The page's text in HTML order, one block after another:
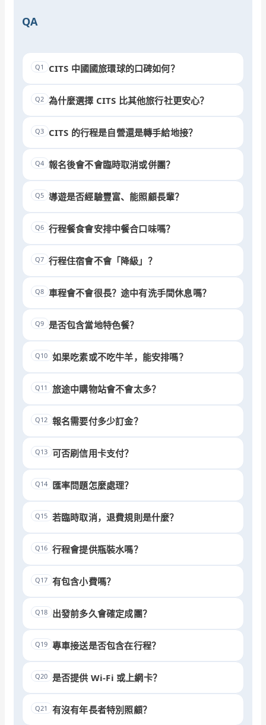
QA
Q1 CITS 中國國旅環球的口碑如何？
Q2 為什麼選擇 CITS 比其他旅行社更安心？
Q3 CITS 的行程是自營還是轉手給地接？
Q4 報名後會不會臨時取消或併團？
Q5 導遊是否經驗豐富、能照顧長輩？
Q6 行程餐食會安排中餐合口味嗎？
Q7 行程住宿會不會「降級」？
Q8 車程會不會很長？途中有洗手間休息嗎？
Q9 是否包含當地特色餐？
Q10 如果吃素或不吃牛羊，能安排嗎？
Q11 旅途中購物站會不會太多？
Q12 報名需要付多少訂金？
Q13 可否刷信用卡支付？
Q14 匯率問題怎麼處理？
Q15 若臨時取消，退費規則是什麼？
Q16 行程會提供瓶裝水嗎？
Q17 有包含小費嗎？
Q18 出發前多久會確定成團？
Q19 專車接送是否包含在行程？
Q20 是否提供 Wi-Fi 或上網卡？
Q21 有沒有年長者特別照顧？